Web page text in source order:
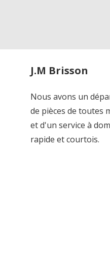
J.M Brisson
Nous avons un
de pièces de toutes
et d'un service à
rapide et courtois.